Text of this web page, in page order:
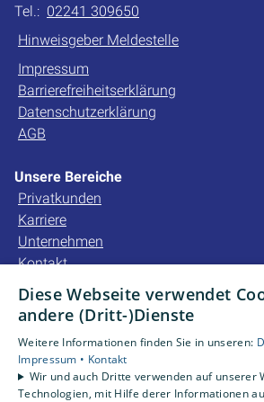
Tel.: 02241 309650
Hinweisgeber Meldestelle
Impressum
Barrierefreiheitserklärung
Datenschutzerklärung
AGB
Unsere Bereiche
Privatkunden
Karriere
Unternehmen
Kontakt
Unsere Bewertungen
4,2
Diese Webseite verwendet
andere (Dritt-)Dienste
Weitere Informationen finden Sie in unseren:
Impressum • Kontakt
Wir und auch Dritte verwenden auf unserer
Technologien, mit Hilfe derer Informationen